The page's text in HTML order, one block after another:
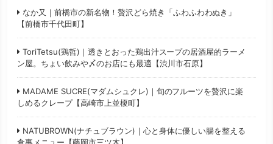
なか又｜前橋市の新名物！贅沢どら焼き「ふわふわわぬき」
【前橋市千代田町】
ToriTetsu(鶏哲)｜透きとおった鶏出汁スープの居酒屋的ラーメ
ン屋。ちょい飲みや〆のお店にも最適【渋川市石原】
MADAME SUCRE(マダムシュクレ)｜旬のフルーツを贅沢に楽
しめるクレープ【高崎市上並榎町】
NATUBROWN(ナチュブラウン)｜心と身体に優しい腸を整える